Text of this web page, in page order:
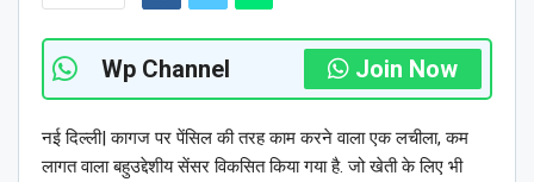
Wp Channel Join Now
नई दिल्ली| कागज पर पेंसिल की तरह काम करने वाला एक लचीला, कम
लागत वाला बहुउद्देशीय सेंसर विकसित किया गया है. जो खेती के लिए भी